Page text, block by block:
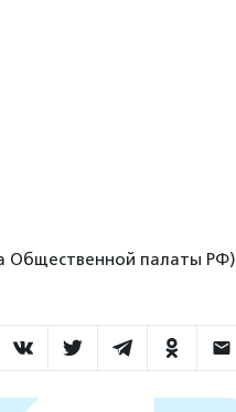
Общественной палаты РФ)